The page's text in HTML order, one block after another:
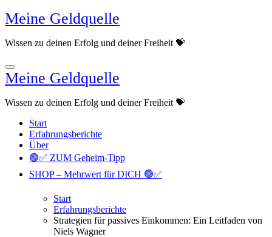
Zum
Inhalt
Meine Geldquelle
Wissen zu deinen Erfolg und deiner Freiheit 💝
Meine Geldquelle
Wissen zu deinen Erfolg und deiner Freiheit 💝
Start
Erfahrungsberichte
Über
🟢✅ ZUM Geheim-Tipp
SHOP – Mehrwert für DICH 🟢✅
Start
Erfahrungsberichte
Strategien für passives Einkommen: Ein Leitfaden von
Niels Wagner